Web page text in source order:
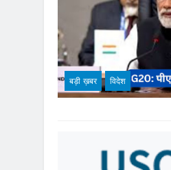
बड़ी ख़बर विदेश